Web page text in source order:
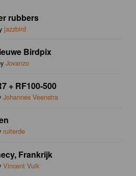
rubbers
jazzbird
Birdpix
Jovanzo
+ RF100-500
Johannes Veenstra
ruiterde
Frankrijk
Vincent Vuik